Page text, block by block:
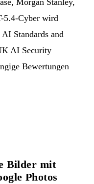
Morgan Stanley,
5.4-Cyber wird
Standards and
AI Security
Bewertungen
Bilder mit
Photos